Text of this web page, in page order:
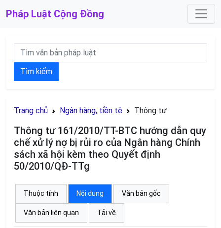
Pháp Luật Cộng Đồng
Tìm kiếm
Trang chủ Ngân hàng, tiền tệ Thông tư
Thông tư 161/2010/TT-BTC hướng dẫn quy
chế xử lý nợ bị rủi ro của Ngân hàng Chính
sách xã hội kèm theo Quyết định
50/2010/QĐ-TTg
Thuộc tính Nội dung Văn bản gốc
Văn bản liên quan Tải về